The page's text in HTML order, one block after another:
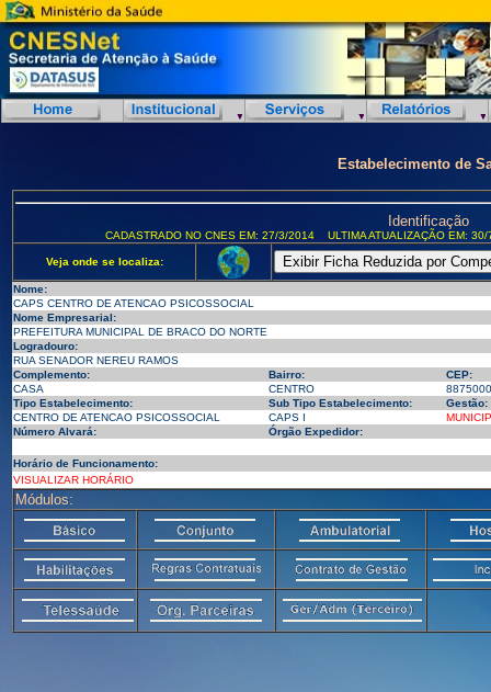
Estabelecimento de
Identificação
CADASTRADO NO CNES EM: 27/3/2014 ULTIMA ATUALIZAÇÃO EM:
Veja onde se localiza:
Nome:
CAPS CENTRO DE ATENCAO PSICOSSOCIAL
Nome Empresarial:
PREFEITURA MUNICIPAL DE BRACO DO NORTE
Logradouro:
RUA SENADOR NEREU RAMOS
Complemento:
Bairro:
CEP:
CASA
CENTRO
Tipo Estabelecimento:
Sub Tipo Estabelecimento:
Gestão:
CENTRO DE ATENCAO PSICOSSOCIAL
CAPS I
Número Alvará:
Órgão Expedidor:
Horário de Funcionamento:
VISUALIZAR HORÁRIO
Módulos: